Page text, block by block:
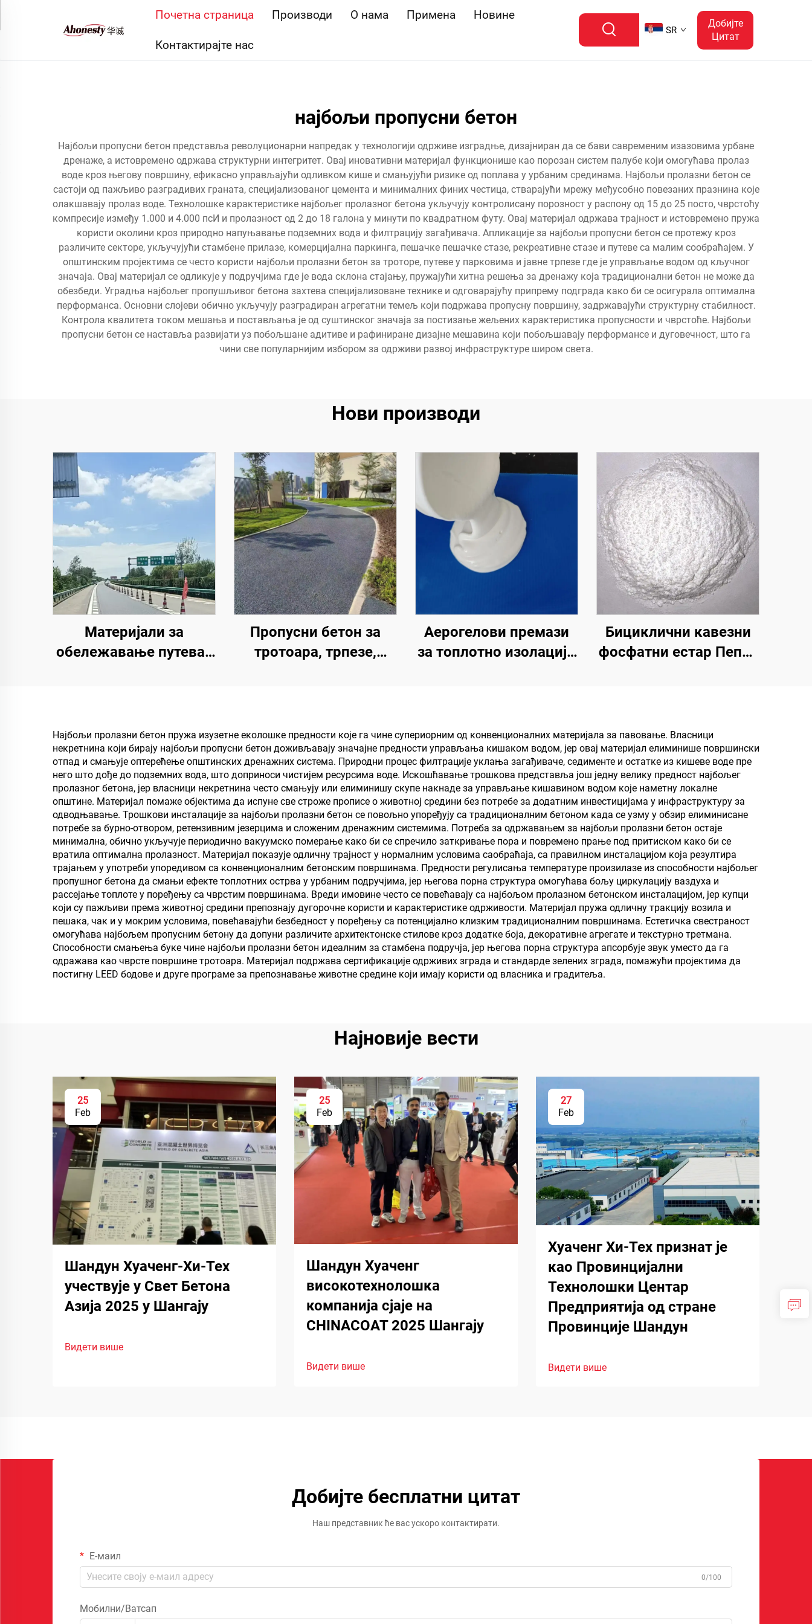
Почетна страница Производи О нама Примена Новине
Контактирајте нас
SR
Добијте
Цитат
најбољи пропусни бетон
Најбољи пропусни бетон представља револуционарни напредак у технологији одрживе изградње, дизајниран да се бави савременим изазовима урбане
дренаже, а истовремено одржава структурни интегритет. Овај иновативни материјал функционише као порозан систем палубе који омогућава пролаз
воде кроз његову површину, ефикасно управљајући одливком кише и смањујући ризике од поплава у урбаним срединама. Најбољи пролазни бетон се
састоји од пажљиво разградивих граната, специјализованог цемента и минималних финих честица, стварајући мрежу међусобно повезаних празнина које
олакшавају пролаз воде. Технолошке карактеристике најбољег пролазног бетона укључују контролисану порозност у распону од 15 до 25 посто, чврстоћу
компресије између 1.000 и 4.000 псИ и пролазност од 2 до 18 галона у минути по квадратном футу. Овај материјал одржава трајност и истовремено пружа
користи околини кроз природно напуњавање подземних вода и филтрацију загађивача. Апликације за најбољи пропусни бетон се протежу кроз
различите секторе, укључујући стамбене прилазе, комерцијална паркинга, пешачке пешачке стазе, рекреативне стазе и путеве са малим сообраћајем. У
општинским пројектима се често користи најбољи пролазни бетон за троторе, путеве у парковима и јавне трпезе где је управљање водом од кључног
значаја. Овај материјал се одликује у подручјима где је вода склона стајању, пружајући хитна решења за дренажу која традиционални бетон не може да
обезбеди. Уградња најбољег пропушљивог бетона захтева специјализоване технике и одговарајућу припрему подграда како би се осигурала оптимална
перформанса. Основни слојеви обично укључују разградиран агрегатни темељ који подржава пропусну површину, задржавајући структурну стабилност.
Контрола квалитета током мешања и постављања је од суштинског значаја за постизање жељених карактеристика пропусности и чврстоће. Најбољи
пропусни бетон се наставља развијати уз побољшане адитиве и рафиниране дизајне мешавина који побољшавају перформансе и дуговечност, што га
чини све популарнијим избором за одрживи развој инфраструктуре широм света.
Нови производи
Материјали за
обележавање путева |
бетонске коловозе
Пропусни бетон за
тротоара, трпезе,
за изградњу града
сунџера
Аерогелови премази
за топлотно изолацију,
кров, солар, спољни
зид, унутрашњи зид,
преградну зид,
спаваћу собу, састанак
и учионицу, КТВ, по
Бициклични кавезни
фосфатни естар Пепа |
ЕВА материјала
Најбољи пролазни бетон пружа изузетне еколошке предности које га чине супериорним од конвенционалних материјала за павовање. Власници
некретнина који бирају најбољи пропусни бетон доживљавају значајне предности управљања кишаком водом, јер овај материјал елиминише површински
отпад и смањује оптерећење општинских дренажних система. Природни процес филтрације уклања загађиваче, седименте и остатке из кишеве воде пре
него што дође до подземних вода, што доприноси чистијем ресурсима воде. Искошћавање трошкова представља још једну велику предност најбољег
пролазног бетона, јер власници некретнина често смањују или елиминишу скупе накнаде за управљање кишавином водом које наметну локалне
општине. Материјал помаже објектима да испуне све строже прописе о животној средини без потребе за додатним инвестицијама у инфраструктуру за
одводњавање. Трошкови инсталације за најбољи пролазни бетон се повољно упоређују са традиционалним бетоном када се узму у обзир елиминисане
потребе за бурно-отвором, ретензивним језерцима и сложеним дренажним системима. Потреба за одржавањем за најбољи пролазни бетон остаје
минимална, обично укључује периодично вакуумско померање како би се спречило заткривање пора и повремено прање под притиском како би се
вратила оптимална пролазност. Материјал показује одличну трајност у нормалним условима саобраћаја, са правилном инсталацијом која резултира
трајањем у употреби упоредивом са конвенционалним бетонским површинама. Предности регулисања температуре произилазе из способности најбољег
пропушног бетона да смањи ефекте топлотних острва у урбаним подручјима, јер његова порна структура омогућава бољу циркулацију ваздуха и
рассејање топлоте у поређењу са чврстим површинама. Вреди имовине често се повећавају са најбољом пролазном бетонском инсталацијом, јер купци
који су пажљиви према животној средини препознају дугорочне користи и карактеристике одрживости. Материјал пружа одличну тракцију возила и
пешака, чак и у мокрим условима, повећавајући безбедност у поређењу са потенцијално клизким традиционалним површинама. Естетичка свестраност
омогућава најбољем пропусним бетону да допуни различите архитектонске стилове кроз додатке боја, декоративне агрегате и текстурно третмана.
Способности смањења буке чине најбољи пролазни бетон идеалним за стамбена подручја, јер његова порна структура апсорбује звук уместо да га
одражава као чврсте површине тротоара. Материјал подржава сертификације одрживих зграда и стандарде зелених зграда, помажући пројектима да
постигну LEED бодове и друге програме за препознавање животне средине који имају користи од власника и градитеља.
Најновије вести
25
Feb
Шандун Хуаченг-Хи-Тех
учествује у Свет Бетона
Азија 2025 у Шангају
Видети више
25
Feb
Шандун Хуаченг
високотехнолошка
компанија сјаје на
CHINACOAT 2025 Шангају
Видети више
27
Feb
Хуаченг Хи-Тех признат је
као Провинцијални
Технолошки Центар
Предприятија од стране
Провинције Шандун
Видети више
Добијте бесплатни цитат
Наш представник ће вас ускоро контактирати.
Е-маил
0/100
Мобилни/Ватсап